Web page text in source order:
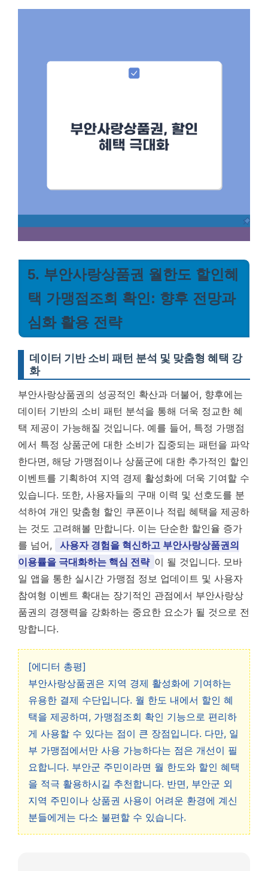
5. 부안사랑상품권 월한도 할인혜
택 가맹점조회 확인: 향후 전망과
심화 활용 전략
데이터 기반 소비 패턴 분석 및 맞춤형 혜택 강
화
부안사랑상품권의 성공적인 확산과 더불어, 향후에는
데이터 기반의 소비 패턴 분석을 통해 더욱 정교한 혜
택 제공이 가능해질 것입니다. 예를 들어, 특정 가맹점
에서 특정 상품군에 대한 소비가 집중되는 패턴을 파악
한다면, 해당 가맹점이나 상품군에 대한 추가적인 할인
이벤트를 기획하여 지역 경제 활성화에 더욱 기여할 수
있습니다. 또한, 사용자들의 구매 이력 및 선호도를 분
석하여 개인 맞춤형 할인 쿠폰이나 적립 혜택을 제공하
는 것도 고려해볼 만합니다. 이는 단순한 할인율 증가
를 넘어,
사용자 경험을 혁신하고 부안사랑상품권의
이용률을 극대화하는 핵심 전략 이 될 것입니다. 모바
일 앱을 통한 실시간 가맹점 정보 업데이트 및 사용자
참여형 이벤트 확대는 장기적인 관점에서 부안사랑상
품권의 경쟁력을 강화하는 중요한 요소가 될 것으로 전
망합니다.
[에디터 총평]
부안사랑상품권은 지역 경제 활성화에 기여하는
유용한 결제 수단입니다. 월 한도 내에서 할인 혜
택을 제공하며, 가맹점조회 확인 기능으로 편리하
게 사용할 수 있다는 점이 큰 장점입니다. 다만, 일
부 가맹점에서만 사용 가능하다는 점은 개선이 필
요합니다. 부안군 주민이라면 월 한도와 할인 혜택
을 적극 활용하시길 추천합니다. 반면, 부안군 외
지역 주민이나 상품권 사용이 어려운 환경에 계신
분들에게는 다소 불편할 수 있습니다.